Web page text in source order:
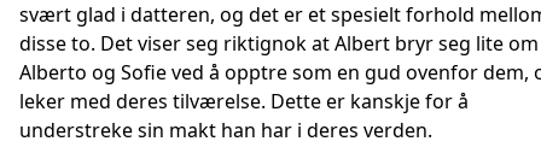
svært glad i datteren, og det er et spesielt forhold
disse to. Det viser seg riktignok at Albert bryr seg lite om
Alberto og Sofie ved å opptre som en gud ovenfor dem,
leker med deres tilværelse. Dette er kanskje for å
understreke sin makt han har i deres verden.